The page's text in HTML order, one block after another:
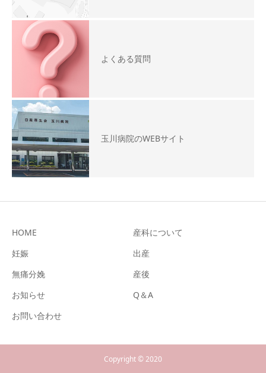
よくある質問
玉川病院のWEBサイト
HOME
産科について
妊娠
出産
無痛分娩
産後
お知らせ
Q＆A
お問い合わせ
Copyright © 2020